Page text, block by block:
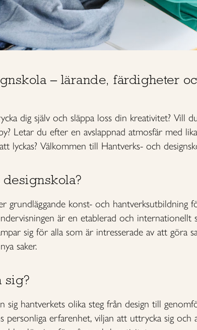
– lärande, färdigheter
dig själv och släppa loss din kreativitet? Vill
Letar du efter en avslappnad atmosfär med
lyckas? Välkommen till Hantverks- och
grundläggande konst- och hantverksutbildning
är en etablerad och internationellt
sig för alla som är intresserade av att göra
saker.
sig?
sig hantverkets olika steg från design till
personliga erfarenhet, viljan att uttrycka sig och